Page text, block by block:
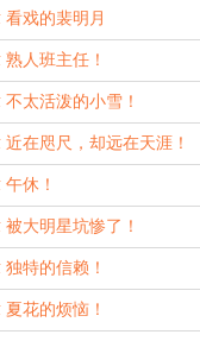
看戏的裴明月
熟人班主任！
不太活泼的小雪！
近在咫尺，却远在天涯！
休！
被大明星坑惨了！
独特的信赖！
夏花的烦恼！